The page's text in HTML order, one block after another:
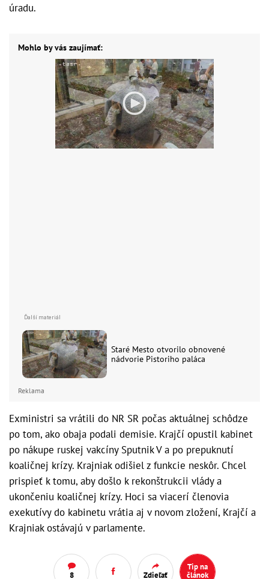
úradu.
Mohlo by vás zaujímať:
Staré Mesto otvorilo obnovené
nádvorie Pistoriho paláca
Reklama
Exministri sa vrátili do NR SR počas aktuálnej schôdze
po tom, ako obaja podali demisie. Krajčí opustil kabinet
po nákupe ruskej vakcíny Sputnik V a po prepuknutí
koaličnej krízy. Krajniak odišiel z funkcie neskôr. Chcel
prispieť k tomu, aby došlo k rekonštrukcii vlády a
ukončeniu koaličnej krízy. Hoci sa viacerí členovia
exekutívy do kabinetu vrátia aj v novom zložení, Krajčí a
Krajniak ostávajú v parlamente.
8 Zdieľať
Tip na
článok